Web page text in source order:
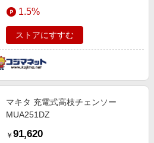
1.5%
ストアにすすむ
マキタ 充電式高枝チェンソー
MUA251DZ
￥ 91,620